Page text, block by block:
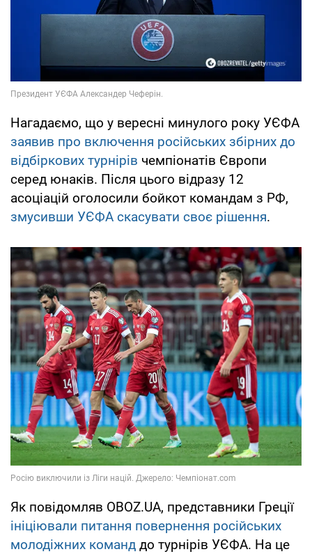
Нагадаємо, що у вересні минулого року УЄФА
заявив про включення російських збірних до
відбіркових турнірів чемпіонатів Європи
серед юнаків. Після цього відразу 12
асоціацій оголосили бойкот командам з РФ,
змусивши УЄФА скасувати своє рішення.
Як повідомляв OBOZ.UA, представники Греції
ініціювали питання повернення російських
молодіжних команд до турнірів УЄФА. На це